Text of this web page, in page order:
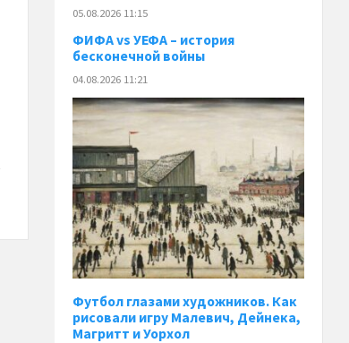
05.08.2026 11:15
ФИФА vs УЕФА – история
бесконечной войны
04.08.2026 11:21
Футбол глазами художников. Как
рисовали игру Малевич, Дейнека,
Магритт и Уорхол